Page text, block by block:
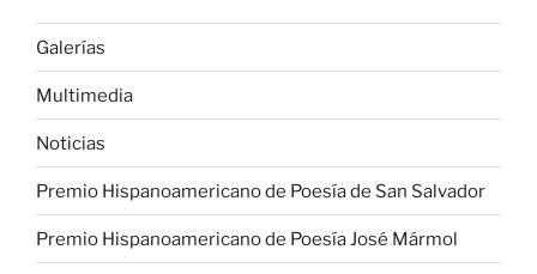
Galerías
Multimedia
Noticias
Premio Hispanoamericano de Poesía de San Salvador
Premio Hispanoamericano de Poesía José Mármol